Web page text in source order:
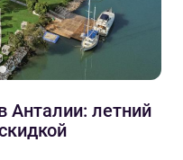
Анталии: летний